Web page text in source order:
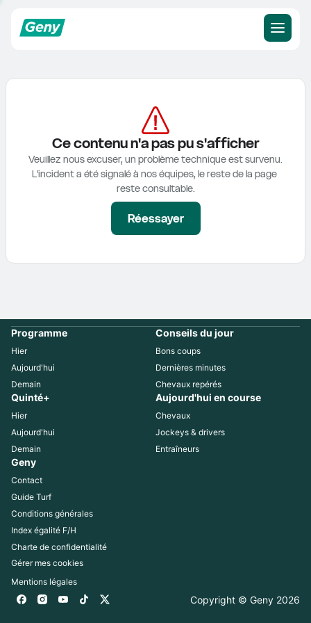
Ce contenu n'a pas pu s'afficher
Veuillez nous excuser, un problème technique est survenu.
L'incident a été signalé à nos équipes, le reste de la page
reste consultable.
Réessayer
Programme
Hier
Aujourd'hui
Demain
Conseils du jour
Bons coups
Dernières minutes
Chevaux repérés
Quinté+
Hier
Aujourd'hui
Demain
Aujourd'hui en course
Chevaux
Jockeys & drivers
Entraîneurs
Geny
Contact
Guide Turf
Conditions générales
Index égalité F/H
Charte de confidentialité
Gérer mes cookies
Mentions légales
Copyright © Geny 2026